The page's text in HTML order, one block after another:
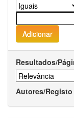
Resultados/
Autores/Registo